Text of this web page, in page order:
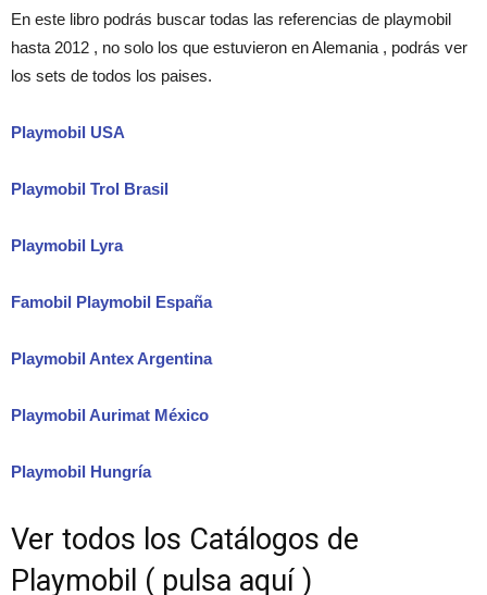
En este libro podrás buscar todas las referencias de playmobil
hasta 2012 , no solo los que estuvieron en Alemania , podrás ver
los sets de todos los paises.
Playmobil USA
Playmobil Trol Brasil
Playmobil Lyra
Famobil Playmobil España
Playmobil Antex Argentina
Playmobil Aurimat México
Playmobil Hungría
Ver todos los Catálogos de
Playmobil ( pulsa aquí )